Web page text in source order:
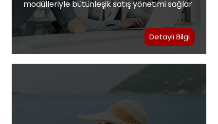
modülleriyle bütünleşik satış yönetimi sağlar
Detaylı Bilgi